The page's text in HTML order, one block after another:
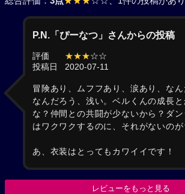
P.N.「ぴーなつ」さんからの投稿
評価 ★★★☆☆
投稿日
2020-07-11
冒険あり、ムフフあり、涙あり、なん
なんだろう、浅い。ベルくんの成長
な？仲間との共闘が少ないから？ダ
はワクワクするのに、それがないのが
あ、衣装はとってもカワイイです！
レビューをもっと見る